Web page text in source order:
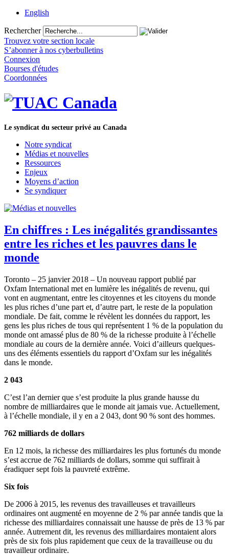
English
Rechercher
Trouvez votre section locale
S’abonner à nos cyberbulletins
Connexion
Bourses d'études
Coordonnées
Le syndicat du secteur privé au Canada
Notre syndicat
Médias et nouvelles
Ressources
Enjeux
Moyens d’action
Se syndiquer
En chiffres : Les inégalités grandissantes
entre les riches et les pauvres dans le
monde
Toronto – 25 janvier 2018 – Un nouveau rapport publié par
Oxfam International met en lumière les inégalités de revenu, qui
vont en augmentant, entre les citoyennes et les citoyens du monde
les plus riches d’une part et, d’autre part, le reste de la population
mondiale. De fait, comme le révèlent les données du rapport, les
gens les plus riches de tous qui représentent 1 % de la population du
monde ont amassé plus de 80 % de la richesse produite à l’échelle
mondiale au cours de la dernière année. Voici d’ailleurs quelques-
uns des éléments essentiels du rapport d’Oxfam sur les inégalités
dans le monde.
2 043
C’est l’an dernier que s’est produite la plus grande hausse du
nombre de milliardaires que le monde ait jamais vue. Actuellement,
à l’échelle mondiale, il y en a 2 043, dont 90 % sont des hommes.
762 milliards de dollars
En 12 mois, la richesse des milliardaires les plus fortunés du monde
s’est accrue de 762 milliards de dollars, somme qui suffirait à
éradiquer sept fois la pauvreté extrême.
Six fois
De 2006 à 2015, les revenus des travailleuses et travailleurs
ordinaires ont augmenté en moyenne de 2 % par année tandis que la
richesse des milliardaires connaissait une hausse de près de 13 % par
année. Autrement dit, les revenus des milliardaires montaient alors
près de six fois plus rapidement que ceux de la travailleuse ou du
travailleur ordinaire.